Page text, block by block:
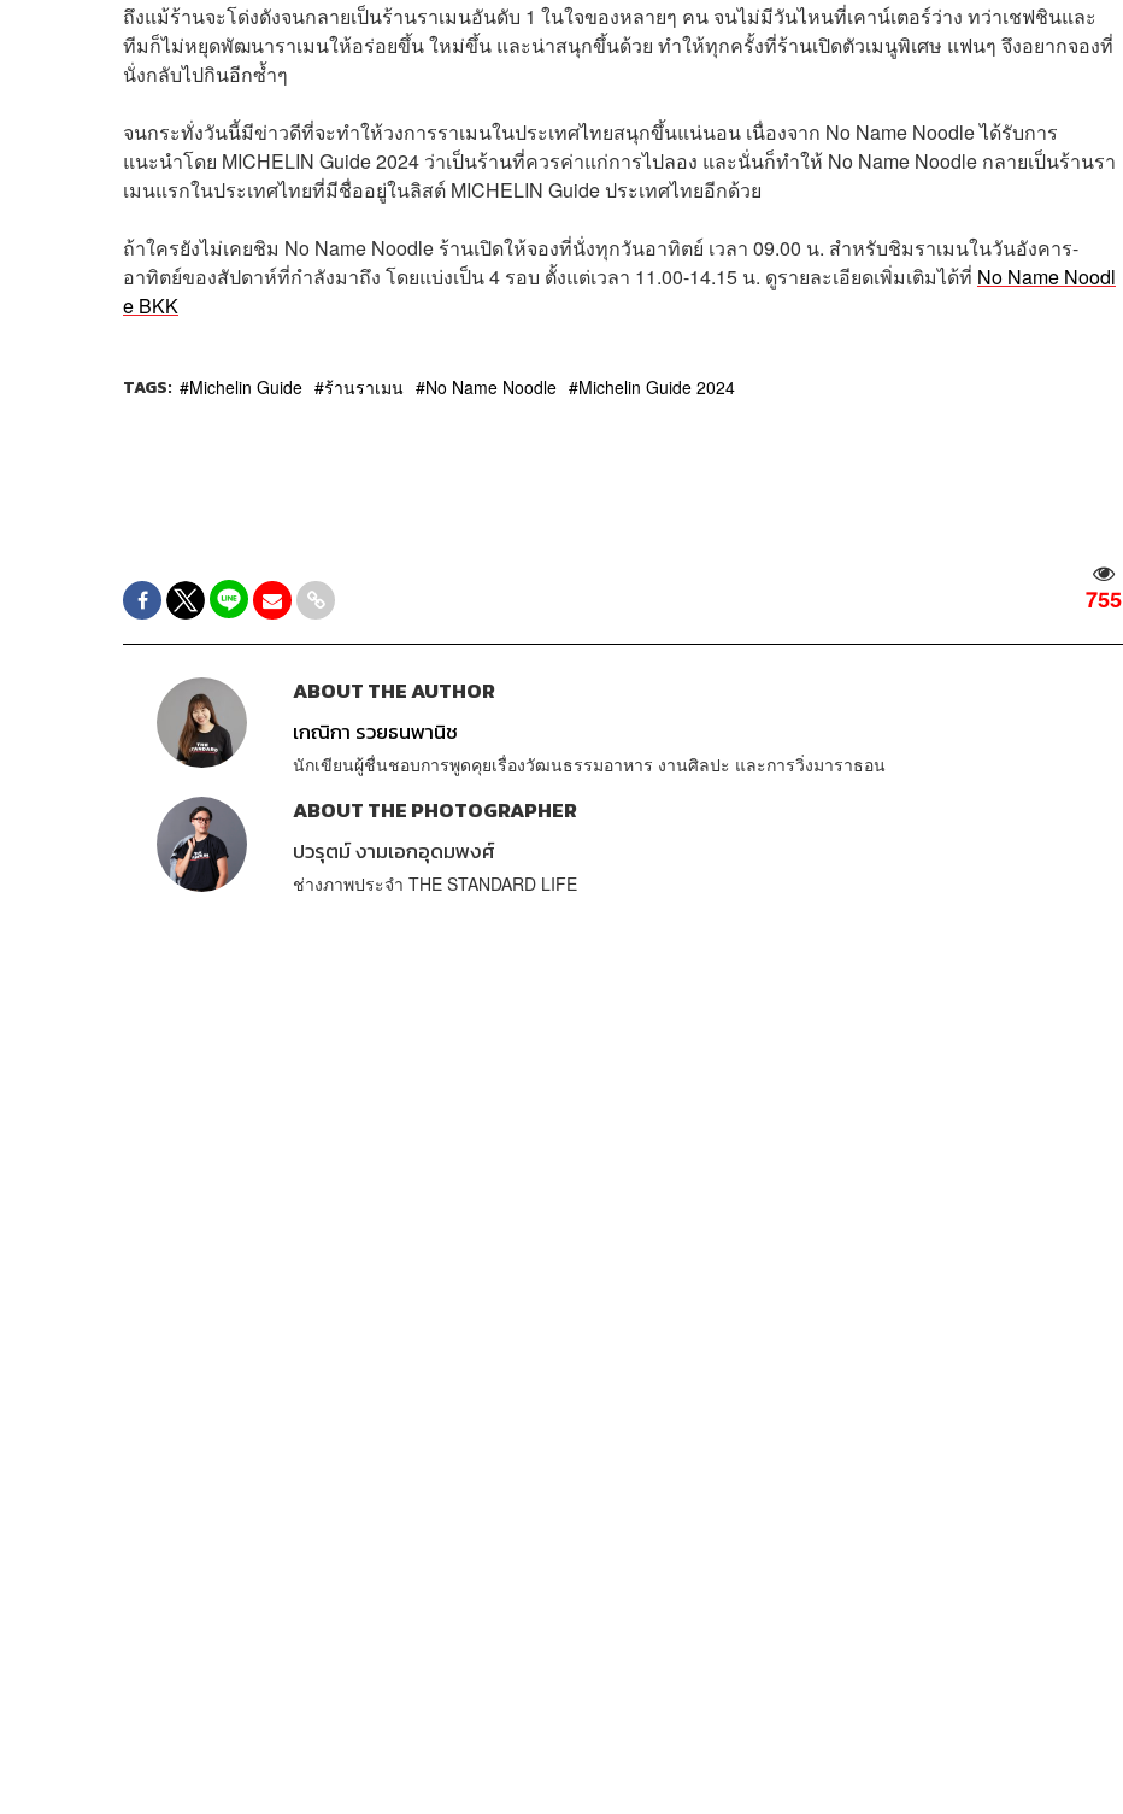
ถึงแม้ร้านจะโด่งดังจนกลายเป็นร้านราเมนอันดับ 1 ในใจของหลายๆ คน จนไม่มีวันไหนที่เคาน์เตอร์ว่าง ทว่าเชฟชินและ
ทีมก็ไม่หยุดพัฒนาราเมนให้อร่อยขึ้น ใหม่ขึ้น และน่าสนุกขึ้นด้วย ทำให้ทุกครั้งที่ร้านเปิดตัวเมนูพิเศษ แฟนๆ จึงอยากจองที่
นั่งกลับไปกินอีกซ้ำๆ
จนกระทั่งวันนี้มีข่าวดีที่จะทำให้วงการราเมนในประเทศไทยสนุกขึ้นแน่นอน เนื่องจาก No Name Noodle ได้รับการ
แนะนำโดย MICHELIN Guide 2024 ว่าเป็นร้านที่ควรค่าแก่การไปลอง และนั่นก็ทำให้ No Name Noodle กลายเป็นร้านรา
เมนแรกในประเทศไทยที่มีชื่ออยู่ในลิสต์ MICHELIN Guide ประเทศไทยอีกด้วย
ถ้าใครยังไม่เคยชิม No Name Noodle ร้านเปิดให้จองที่นั่งทุกวันอาทิตย์ เวลา 09.00 น. สำหรับชิมราเมนในวันอังคาร-
อาทิตย์ของสัปดาห์ที่กำลังมาถึง โดยแบ่งเป็น 4 รอบ ตั้งแต่เวลา 11.00-14.15 น. ดูรายละเอียดเพิ่มเติมได้ที่ No Name Noodl
e BKK
TAGS: Michelin Guide ร้านราเมน No Name Noodle Michelin Guide 2024
755
ABOUT THE AUTHOR
เกณิกา รวยธนพานิช
นักเขียนผู้ชื่นชอบการพูดคุยเรื่องวัฒนธรรมอาหาร งานศิลปะ และการวิ่งมาราธอน
ABOUT THE PHOTOGRAPHER
ปวรุตม์ งามเอกอุดมพงศ์
ช่างภาพประจำ THE STANDARD LIFE